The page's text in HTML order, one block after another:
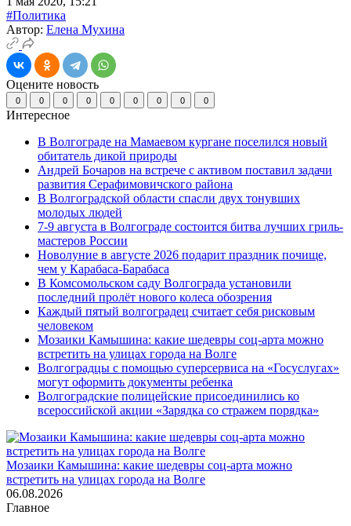
#Политика
Автор: Елена Мухина
Оцените новость
0 0 0 0 0 0 0 0 0
Интересное
В Волгограде на Мамаевом кургане поселился новый
обитатель дикой природы
Андрей Бочаров на встрече с активом поставил задачи
развития Серафимовичского района
В Волгоградской области спасли двух тонувших
молодых людей
7-9 августа в Волгограде состоится битва лучших гриль-
мастеров России
Новолуние в августе 2026 подарит праздник почище,
чем у Карабаса-Барабаса
В Комсомольском саду Волгограда установили
последний пролёт нового колеса обозрения
Каждый пятый волгоградец считает себя рисковым
человеком
Мозаики Камышина: какие шедевры соц-арта можно
встретить на улицах города на Волге
Волгоградцы с помощью суперсервиса на «Госуслугах»
могут оформить документы ребенка
Волгоградские полицейские присоединились ко
всероссийской акции «Зарядка со стражем порядка»
Мозаики Камышина: какие шедевры соц-арта можно
встретить на улицах города на Волге
06.08.2026
Главное